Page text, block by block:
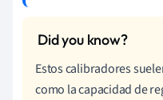
Estos calibradores
como la capacidad de